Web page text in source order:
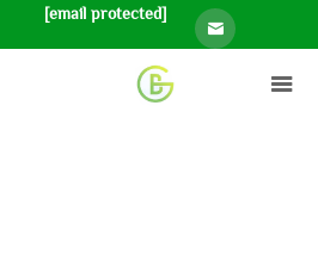
[email protected]